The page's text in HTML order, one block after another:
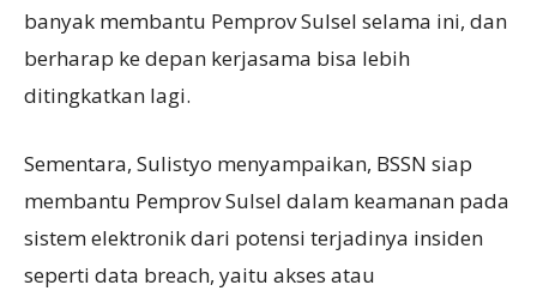
banyak membantu Pemprov Sulsel selama ini, dan
berharap ke depan kerjasama bisa lebih
ditingkatkan lagi.
Sementara, Sulistyo menyampaikan, BSSN siap
membantu Pemprov Sulsel dalam keamanan pada
sistem elektronik dari potensi terjadinya insiden
seperti data breach, yaitu akses atau